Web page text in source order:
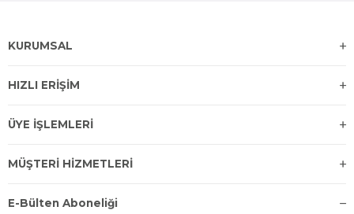
KURUMSAL
HIZLI ERİŞİM
ÜYE İŞLEMLERİ
MÜŞTERİ HİZMETLERİ
E-Bülten Aboneliği